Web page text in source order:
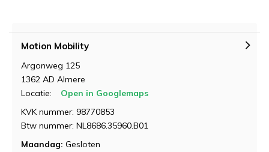
Motion Mobility
Argonweg 125
1362 AD Almere
Locatie:
Open in Googlemaps
KVK nummer: 98770853
Btw nummer: NL8686.35960.B01
Maandag: Gesloten
Demonstratie aanvragen